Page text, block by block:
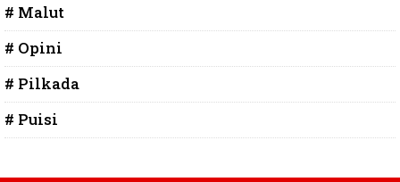
# Malut
# Opini
# Pilkada
# Puisi